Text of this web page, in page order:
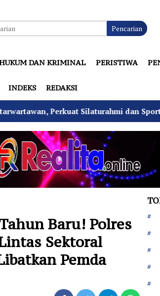
Pencarian
DAN KRIMINAL PERISTIWA
INDEKS REDAKSI
Silaturahmi dan Sportivitas
Baru! Polres
Sektoral
Pemda